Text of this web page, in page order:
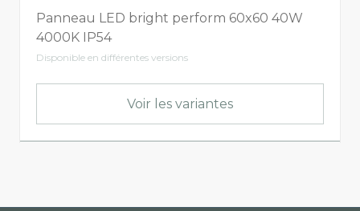
Panneau LED bright perform 60x60 40W
4000K IP54
Disponible en différentes versions
Voir les variantes